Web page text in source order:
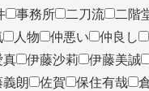
事務所 二刀流 二階
人物 仲悪い 仲良し
真 伊藤沙莉 伊藤美誠
朗 佐賀 保住有哉